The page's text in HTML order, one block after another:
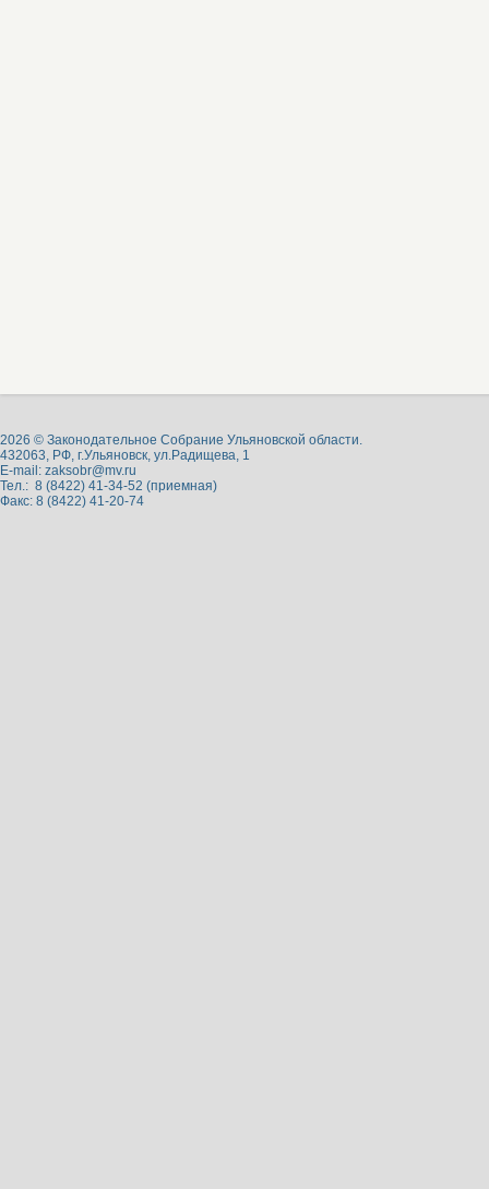
2026 © Законодательное Собрание Ульяновской области.
432063, РФ, г.Ульяновск, ул.Радищева, 1
E-mail: zaksobr@mv.ru
Тел.: 8 (8422) 41-34-52 (приемная)
Факс: 8 (8422) 41-20-74